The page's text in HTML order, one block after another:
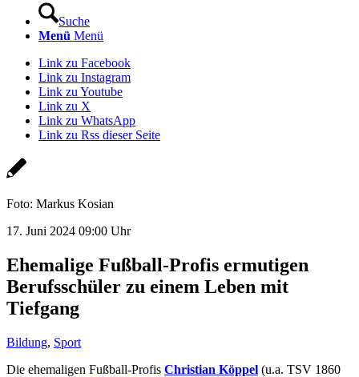
Suche
Menü Menü
Link zu Facebook
Link zu Instagram
Link zu Youtube
Link zu X
Link zu WhatsApp
Link zu Rss dieser Seite
Foto: Markus Kosian
17. Juni 2024 09:00 Uhr
Ehemalige Fußball-Profis ermutigen
Berufsschüler zu einem Leben mit
Tiefgang
Bildung, Sport
Die ehemaligen Fußball-Profis Christian Köppel (u.a. TSV 1860